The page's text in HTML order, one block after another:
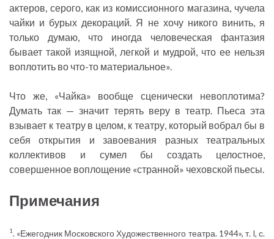
актеров, серого, как из комиссионного магазина, чучела
чайки и бурых декораций. Я не хочу никого винить, я
только думаю, что иногда человеческая фантазия
бывает такой изящной, легкой и мудрой, что ее нельзя
воплотить во что-то материальное».
Что же, «Чайка» вообще сценически невоплотима?
Думать так — значит терять веру в театр. Пьеса эта
взывает к театру в целом, к театру, который вобрал бы в
себя открытия и завоевания разных театральных
коллективов и сумел бы создать целостное,
совершенное воплощение «странной» чеховской пьесы.
Примечания
1. «Ежегодник Московского Художественного театра. 1944», т. I, с.